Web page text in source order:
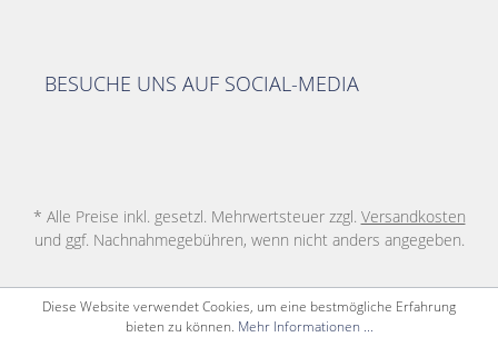
BESUCHE UNS AUF SOCIAL-MEDIA
* Alle Preise inkl. gesetzl. Mehrwertsteuer zzgl. Versandkosten
und ggf. Nachnahmegebühren, wenn nicht anders angegeben.
Diese Website verwendet Cookies, um eine bestmögliche Erfahrung
bieten zu können. Mehr Informationen ...